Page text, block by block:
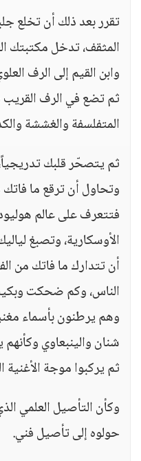
تقرر بعد ذلك أن تخلع
المثقف، تدخل مكتبتك
وابن القيم إلى الرف
ثم تضع في الرف
المتفلسفة والغششة
ثم يتصحّر قلبك
وتحاول أن ترقع ما فاتك
فتتعرف على عالم
الأوسكارية، وتصبغ
أن تتدارك ما فاتك من
الناس، وكم ضحكت
وهم يرطنون بأسماء
شنان والينبعاوي
ثم يركبوا موجة الأغنية
وكأن التأصيل العلمي
حولوه إلى تأصيل فني.